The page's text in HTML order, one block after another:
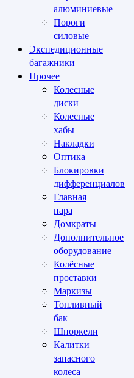
алюминиевые
Пороги
силовые
Экспедиционные
багажники
Прочее
Колесные
диски
Колесные
хабы
Накладки
Оптика
Блокировки
дифференциалов
Главная
пара
Домкраты
Дополнительное
оборудование
Колёсные
проставки
Маркизы
Топливный
бак
Шноркели
Калитки
запасного
колеса